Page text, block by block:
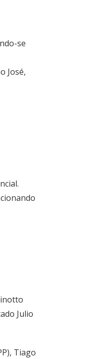
se
José,
Julio
Tiago